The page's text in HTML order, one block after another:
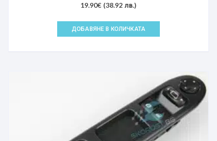
19.90€ (38.92 лв.)
ДОБАВЯНЕ В КОЛИЧКАТА